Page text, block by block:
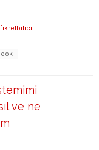
fikretbilici
ve ne